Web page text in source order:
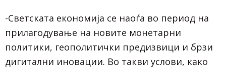
-Светската економија се наоѓа во период на
прилагодување на новите монетарни
политики, геополитички предизвици и брзи
дигитални иновации. Во такви услови, како